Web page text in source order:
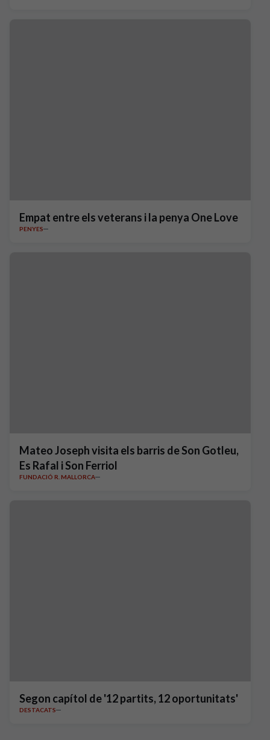
Empat entre els veterans i la penya One Love
PENYES
Mateo Joseph visita els barris de Son Gotleu,
Es Rafal i Son Ferriol
FUNDACIÓ R. MALLORCA
Segon capítol de '12 partits, 12 oportunitats'
DESTACATS